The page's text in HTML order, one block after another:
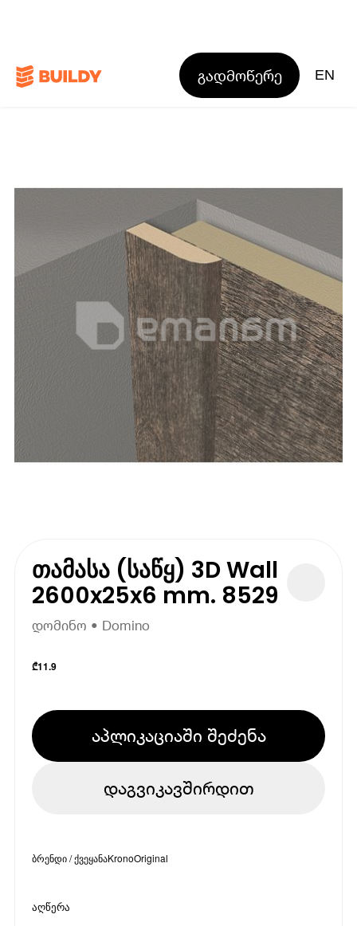
გადმოწერე EN
თამასა (საწყ) 3D Wall
2600x25x6 mm. 8529
დომინო • Domino
₾11.9
აპლიკაციაში შეძენა
დაგვიკავშირდით
ბრენდი / ქვეყანაKronoOriginal
აღწერა